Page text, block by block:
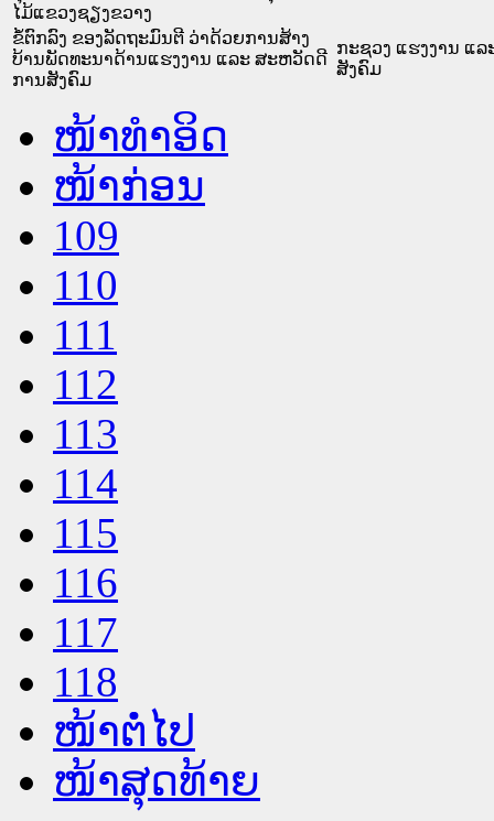
ໄມ້ແຂວງຊຽງຂວາງ
ຂໍ້ຕົກລົງ ຂອງລັດຖະມົນຕີ ວ່າດ້ວຍການສ້າງ
ບ້ານພັດທະນາດ້ານແຮງງານ ແລະ ສະຫວັດດີ
ການສັງຄົມ
ກະຊວງ ແຮງງານ ແ
ສັງຄົມ
ໜ້າທໍາອິດ
ໜ້າກ່ອນ
109
110
111
112
113
114
115
116
117
118
ໜ້າຕໍ່ໄປ
ໜ້າສຸດທ້າຍ